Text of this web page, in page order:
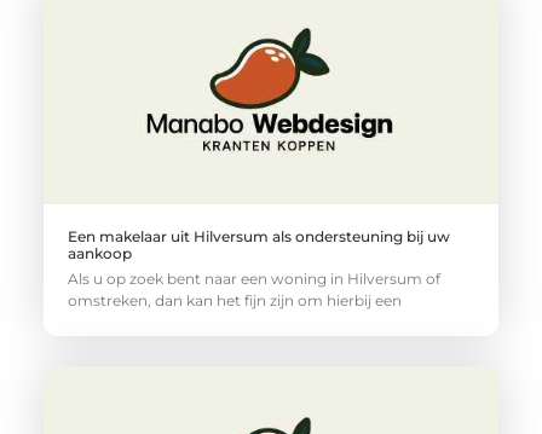
Een makelaar uit Hilversum als ondersteuning bij uw
aankoop
Als u op zoek bent naar een woning in Hilversum of
omstreken, dan kan het fijn zijn om hierbij een